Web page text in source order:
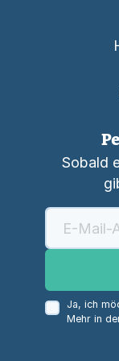
Sobald
Ja, ich
Mehr in